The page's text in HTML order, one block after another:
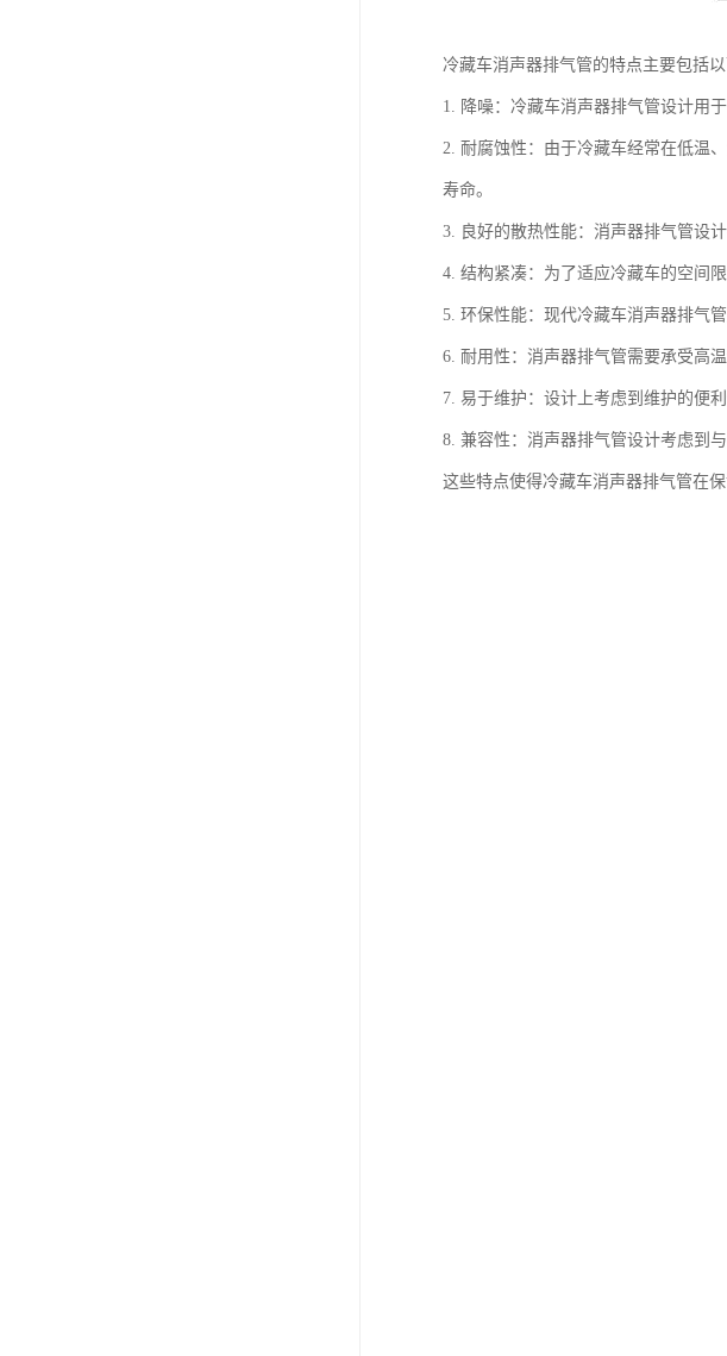
冷藏车消声器排气管的特点主要包括以
1. 降噪：冷藏车消声器排气管设计用
2. 耐腐蚀性：由于冷藏车经常在低温
寿命。
3. 良好的散热性能：消声器排气管设
4. 结构紧凑：为了适应冷藏车的空间
5. 环保性能：现代冷藏车消声器排气
6. 耐用性：消声器排气管需要承受高
7. 易于维护：设计上考虑到维护的便
8. 兼容性：消声器排气管设计考虑到
这些特点使得冷藏车消声器排气管在